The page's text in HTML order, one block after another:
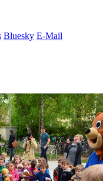
Bluesky E-Mail